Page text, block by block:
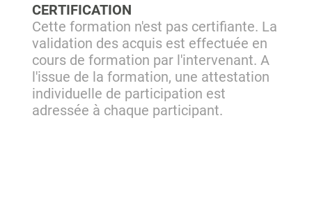
CERTIFICATION
Cette formation n'est pas certifiante. La
validation des acquis est effectuée en
cours de formation par l'intervenant. A
l'issue de la formation, une attestation
individuelle de participation est
adressée à chaque participant.